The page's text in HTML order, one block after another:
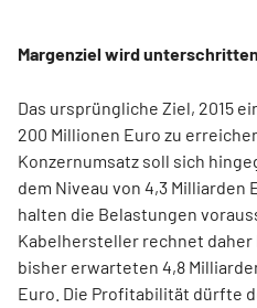
Margenziel wird unterschritten
Das ursprüngliche Ziel, 2015
200 Millionen Euro zu
Konzernumsatz soll sich
dem Niveau von 4,3 Milliarden
halten die Belastungen
Kabelhersteller rechnet
bisher erwarteten 4,8
Euro. Die Profitabilität dürfte